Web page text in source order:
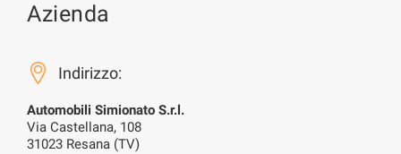
Azienda
Indirizzo:
Automobili Simionato S.r.l.
Via Castellana, 108
31023 Resana (TV)